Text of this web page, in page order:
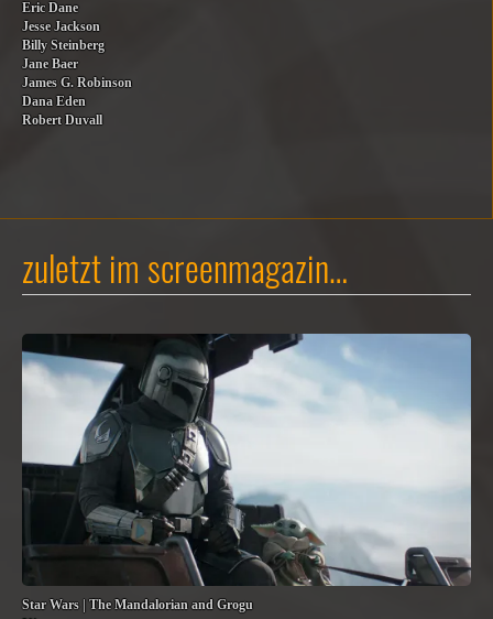
Eric Dane
Jesse Jackson
Billy Steinberg
Jane Baer
James G. Robinson
Dana Eden
Robert Duvall
zuletzt im screenmagazin…
Star Wars | The Mandalorian and Grogu